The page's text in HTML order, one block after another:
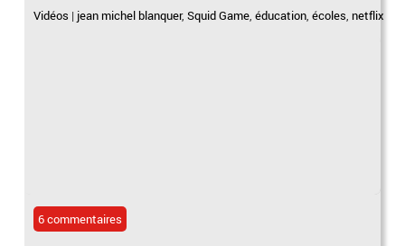
Vidéos | jean michel blanquer,Squid Game ,éducation ,écoles netflix
6 commentaires